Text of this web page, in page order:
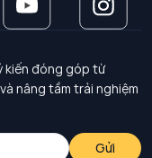
kiến đóng góp từ
nâng tầm trải nghiệm
Gửi